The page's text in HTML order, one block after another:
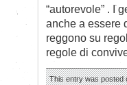
“autorevole” . I
anche a essere
reggono su
regole di
This entry was posted